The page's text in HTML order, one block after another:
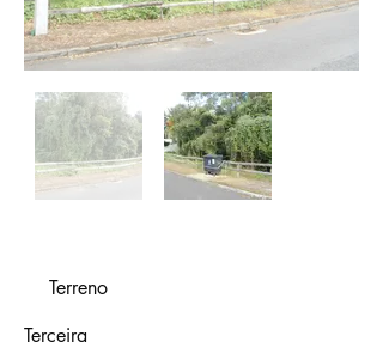
Terreno
Terceira